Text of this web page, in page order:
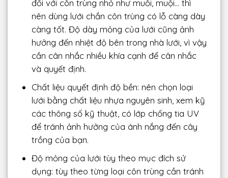
đối với côn trùng nhỏ như muỗi, muội… thì
nên dùng lưới chắn côn trùng có lỗ càng dày
càng tốt. Độ dày mỏng của lưới cũng ảnh
hưởng đến nhiệt độ bên trong nhà lưới, vì vậy
cần cân nhắc nhiều khía cạnh để cân nhắc
và quyết định.
Chất liệu quyết định độ bền: nên chọn loại
lưới bằng chất liệu nhựa nguyên sinh, xem kỹ
các thông số kỹ thuật, có lớp chống tia UV
để tránh ảnh hưởng của ánh nắng đến cây
trồng của bạn.
Độ mỏng của lưới tùy theo mục đích sử
dụng: tùy theo từng loại côn trùng cần tránh